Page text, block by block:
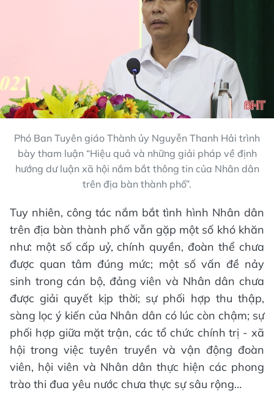
Phó Ban Tuyên giáo Thành ủy Nguyễn Thanh Hải trình
bày tham luận “Hiệu quả và những giải pháp về định
hướng dư luận xã hội nắm bắt thông tin của Nhân dân
trên địa bàn thành phố”.
Tuy nhiên, công tác nắm bắt tình hình Nhân dân
trên địa bàn thành phố vẫn gặp một số khó khăn
như: một số cấp uỷ, chính quyền, đoàn thể chưa
được quan tâm đúng mức; một số vấn đề nảy
sinh trong cán bộ, đảng viên và Nhân dân chưa
được giải quyết kịp thời; sự phối hợp thu thập,
sàng lọc ý kiến của Nhân dân có lúc còn chậm; sự
phối hợp giữa mặt trận, các tổ chức chính trị - xã
hội trong việc tuyên truyền và vận động đoàn
viên, hội viên và Nhân dân thực hiện các phong
trào thi đua yêu nước chưa thực sự sâu rộng…